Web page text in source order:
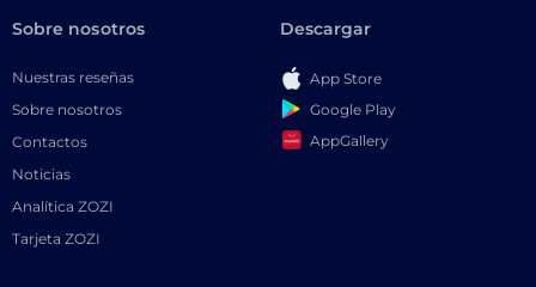
Sobre nosotros
Nuestras reseñas
Sobre nosotros
Contactos
Noticias
Analítica ZOZI
Tarjeta ZOZI
Descargar
App Store
Google Play
AppGallery